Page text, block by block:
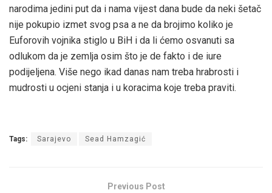
narodima jedini put da i nama vijest dana bude da neki šetač
nije pokupio izmet svog psa a ne da brojimo koliko je
Euforovih vojnika stiglo u BiH i da li ćemo osvanuti sa
odlukom da je zemlja osim što je de fakto i de iure
podijeljena. Više nego ikad danas nam treba hrabrosti i
mudrosti u ocjeni stanja i u koracima koje treba praviti.
Tags: Sarajevo Sead Hamzagić
Previous Post